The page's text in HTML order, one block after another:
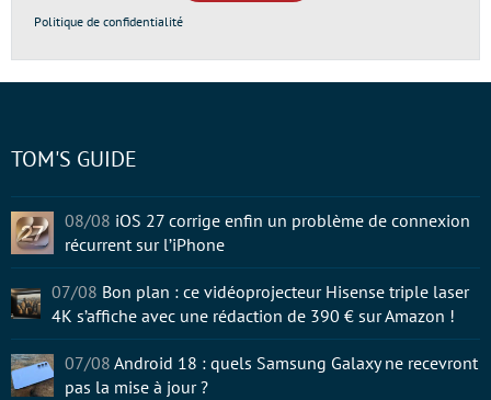
Politique de confidentialité
TOM'S GUIDE
08/08 iOS 27 corrige enfin un problème de connexion
récurrent sur l’iPhone
07/08 Bon plan : ce vidéoprojecteur Hisense triple laser
4K s’affiche avec une rédaction de 390 € sur Amazon !
07/08 Android 18 : quels Samsung Galaxy ne recevront
pas la mise à jour ?